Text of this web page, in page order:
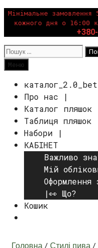
Перейти
вмісту
Мінімальне
кожного дня о 16:00
Пошук:
Пошук
Меню
Про нас |
Каталог пляшок
Таблиця пляшок
Набори |
КАБІНЕТ
Важливо
Мій
Оформлення
|👀 Що?
Кошик
Головна/ Стилі пива/